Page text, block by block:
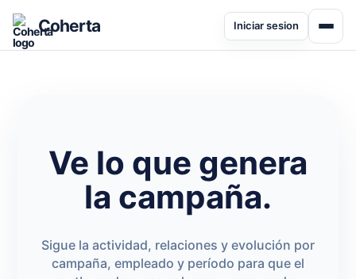
Coherta Iniciar sesion
Ve lo que genera
la campaña.
Sigue la actividad, relaciones y evolución por
campaña, empleado y período para que el